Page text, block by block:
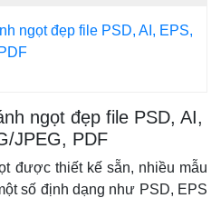
ngọt đẹp file PSD, AI, EPS,
ngọt đẹp file PSD, AI,
JPEG, PDF
được thiết kế sẵn, nhiều mẫu
số định dạng như PSD, EPS